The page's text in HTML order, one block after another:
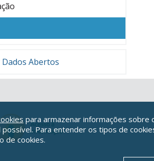
Dados Abertos
para armazenar informações sobre
possível. Para entender os tipos de
de cookies.